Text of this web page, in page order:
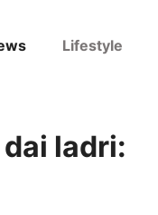
Lifestyle
ladri: